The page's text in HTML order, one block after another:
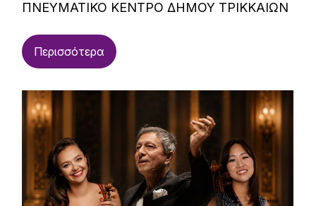
ΠΝΕΥΜΑΤΙΚΟ ΚΕΝΤΡΟ ΔΗΜΟΥ ΤΡΙΚΚΑΙΩΝ
Περισσότερα